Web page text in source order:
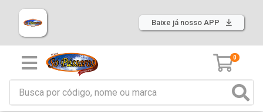
Baixe já nosso APP
0